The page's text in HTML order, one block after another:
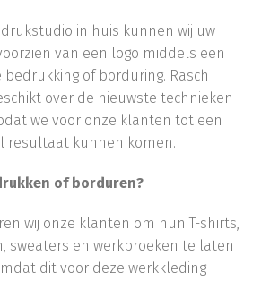
in huis kunnen wij uw
van een logo middels een
of borduring. Rasch
over de nieuwste technieken
we voor onze klanten tot een
resultaat kunnen komen.
of borduren?
wij onze klanten om hun T-shirts,
sweaters en werkbroeken te laten
dit voor deze werkkleding